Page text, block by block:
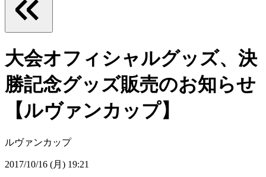
大会オフィシャルグッズ、決
勝記念グッズ販売のお知らせ
【ルヴァンカップ】
ルヴァンカップ
2017/10/16 (月) 19:21